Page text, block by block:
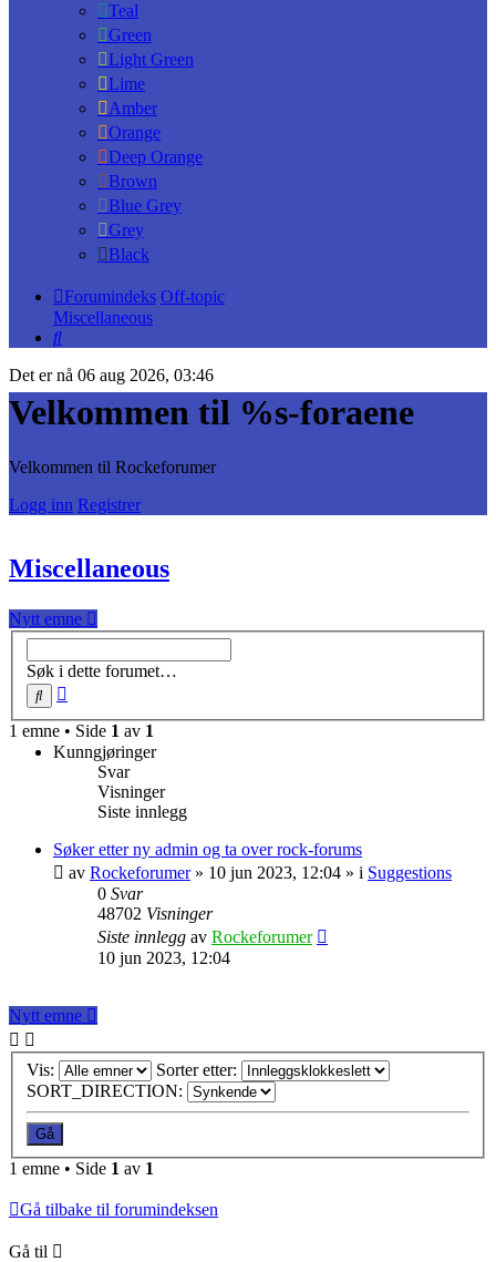
Teal
Green
Light Green
Lime
Amber
Orange
Deep Orange
Brown
Blue Grey
Grey
Black
Forumindeks Off-topic
Miscellaneous
Søk
Det er nå 06 aug 2026, 03:46
Velkommen til %s-foraene
Velkommen til Rockeforumer
Logg inn Registrer
Miscellaneous
Nytt emne
Søk i dette forumet…
Søk
1 emne • Side 1 av 1
Kunngjøringer
Svar
Visninger
Siste innlegg
Søker etter ny admin og ta over rock-forums
av Rockeforumer» 10 jun 2023, 12:04 » i Suggestions
0 Svar
48702 Visninger
Siste innlegg av Rockeforumer
10 jun 2023, 12:04
Nytt emne
Vis:
Sorter etter:
SORT_DIRECTION:
1 emne • Side 1 av 1
Gå tilbake til forumindeksen
Gå til